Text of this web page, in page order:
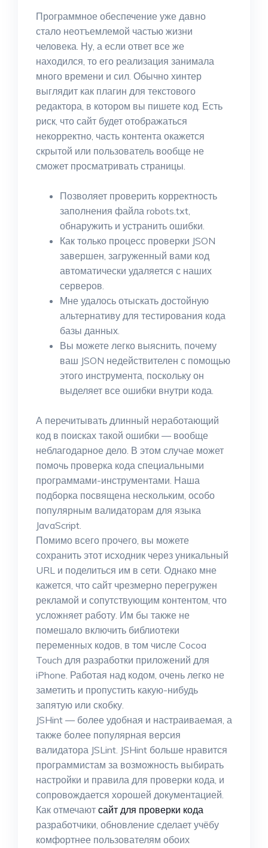
Программное обеспечение уже давно
стало неотъемлемой частью жизни
человека. Ну, а если ответ все же
находился, то его реализация занимала
много времени и сил. Обычно хинтер
выглядит как плагин для текстового
редактора, в котором вы пишете код. Есть
риск, что сайт будет отображаться
некорректно, часть контента окажется
скрытой или пользователь вообще не
сможет просматривать страницы.
Позволяет проверить корректность
заполнения файла robots.txt,
обнаружить и устранить ошибки.
Как только процесс проверки JSON
завершен, загруженный вами код
автоматически удаляется с наших
серверов.
Мне удалось отыскать достойную
альтернативу для тестирования кода
базы данных.
Вы можете легко выяснить, почему
ваш JSON недействителен с помощью
этого инструмента, поскольку он
выделяет все ошибки внутри кода.
А перечитывать длинный неработающий
код в поисках такой ошибки — вообще
неблагодарное дело. В этом случае может
помочь проверка кода специальными
программами-инструментами. Наша
подборка посвящена нескольким, особо
популярным валидаторам для языка
JavaScript.
Помимо всего прочего, вы можете
сохранить этот исходник через уникальный
URL и поделиться им в сети. Однако мне
кажется, что сайт чрезмерно перегружен
рекламой и сопутствующим контентом, что
усложняет работу. Им бы также не
помешало включить библиотеки
переменных кодов, в том числе Cocoa
Touch для разработки приложений для
iPhone. Работая над кодом, очень легко не
заметить и пропустить какую-нибудь
запятую или скобку.
JSHint — более удобная и настраиваемая, а
также более популярная версия
валидатора JSLint. JSHint больше нравится
программистам за возможность выбирать
настройки и правила для проверки кода, и
сопровождается хорошей документацией.
Как отмечают сайт для проверки кода
разработчики, обновление сделает учёбу
комфортнее пользователям обоих